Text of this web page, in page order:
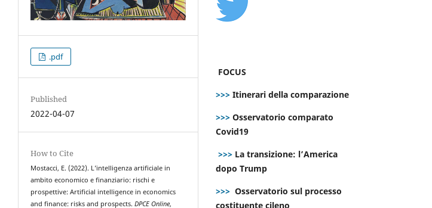
.pdf
Published
2022-04-07
How to Cite
Mostacci, E. (2022). L’intelligenza artificiale in
ambito economico e finanziario: rischi e
prospettive: Artificial intelligence in economics
and finance: risks and prospects.DPCE Online,
FOCUS
>>> Itinerari della comparazione
>>> Osservatorio comparato
Covid19
>>> La transizione: l’America
dopo Trump
>>> Osservatorio sul processo
costituente cileno